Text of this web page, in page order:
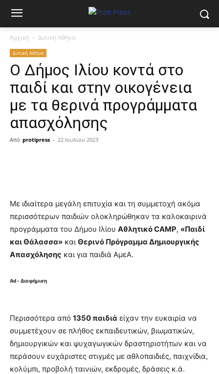
Αρχική Δυτική Αθήνα
Δυτική Αθήνα
Ο Δήμος Ιλίου κοντά στο
παιδί και στην οικογένεια
με τα θερινά προγράμματα
απασχόλησης
Από protipress - 22 Ιουλίου 2023
Με ιδιαίτερα μεγάλη επιτυχία και τη συμμετοχή ακόμα
περισσότερων παιδιών ολοκληρώθηκαν τα καλοκαιρινά
προγράμματα του Δήμου Ιλίου Αθλητικό CAMP, «Παιδί
και Θάλασσα» και Θερινό Πρόγραμμα Δημιουργικής
Απασχόλησης και για παιδιά ΑμεΑ.
Ad - Διαφήμιση
Περισσότερα από 1350 παιδιά είχαν την ευκαιρία να
συμμετέχουν σε πλήθος εκπαιδευτικών, βιωματικών,
δημιουργικών και ψυχαγωγικών δραστηριοτήτων και να
περάσουν ευχάριστες στιγμές με αθλοπαιδιές, παιχνίδια,
κολύμπι, προβολή ταινιών, εκδρομές, δράσεις κ.ά.